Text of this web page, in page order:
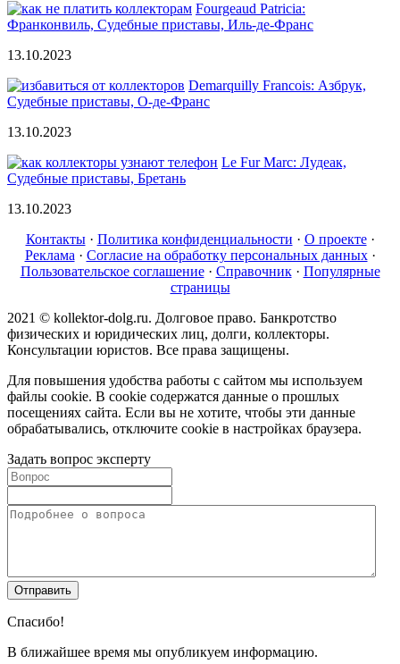
Fourgeaud Patricia:
Франконвиль, Судебные приставы, Иль-де-Франс
13.10.2023
Demarquilly Francois: Азбрук,
Судебные приставы, О-де-Франс
13.10.2023
Le Fur Marc: Лудеак,
Судебные приставы, Бретань
13.10.2023
Контакты· Политика конфиденциальности · О проекте·
Реклама · Согласие на обработку персональных данных·
Пользовательское соглашение· Справочник· Популярные
страницы
2021 © kollektor-dolg.ru. Долговое право. Банкротство
физических и юридических лиц, долги, коллекторы.
Консультации юристов. Все права защищены.
Для повышения удобства работы с сайтом мы используем
файлы cookie. В cookie содержатся данные о прошлых
посещениях сайта. Если вы не хотите, чтобы эти данные
обрабатывались, отключите cookie в настройках браузера.
Задать вопрос эксперту
Спасибо!
В ближайшее время мы опубликуем информацию.